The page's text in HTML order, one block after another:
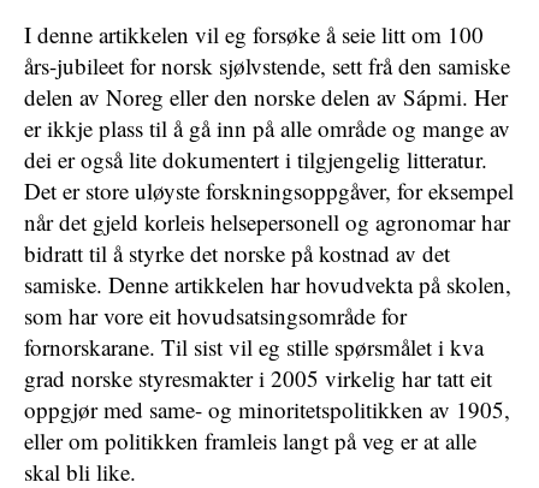
I denne artikkelen vil eg forsøke å seie litt om 100
års-jubileet for norsk sjølvstende, sett frå den samiske
delen av Noreg eller den norske delen av Sápmi. Her
er ikkje plass til å gå inn på alle område og mange av
dei er også lite dokumentert i tilgjengelig litteratur.
Det er store uløyste forskningsoppgåver, for eksempel
når det gjeld korleis helsepersonell og agronomar har
bidratt til å styrke det norske på kostnad av det
samiske. Denne artikkelen har hovudvekta på skolen,
som har vore eit hovudsatsingsområde for
fornorskarane. Til sist vil eg stille spørsmålet i kva
grad norske styresmakter i 2005 virkelig har tatt eit
oppgjør med same- og minoritetspolitikken av 1905,
eller om politikken framleis langt på veg er at alle
skal bli like.